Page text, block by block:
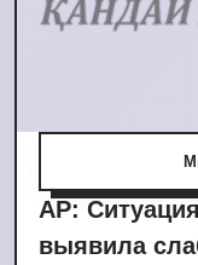
AP:
выявила